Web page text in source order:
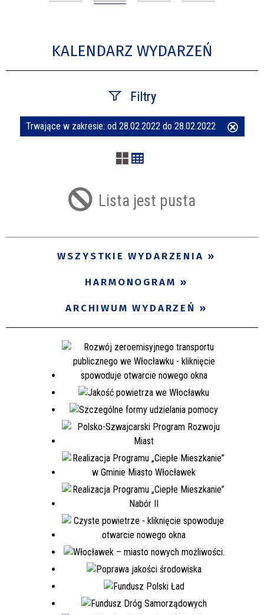
KALENDARZ WYDARZEŃ
Filtry
Szukana fraza
Trwające w zakresie: od 28.02.2022 do 28.02.2022
Lista jest pusta
WSZYSTKIE WYDARZENIA
HARMONOGRAM
ARCHIWUM WYDARZEŃ